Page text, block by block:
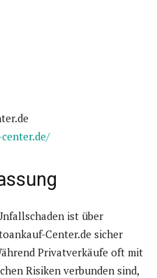
ist über
Center.de sicher
Privatverkäufe oft mit
Risiken verbunden sind,